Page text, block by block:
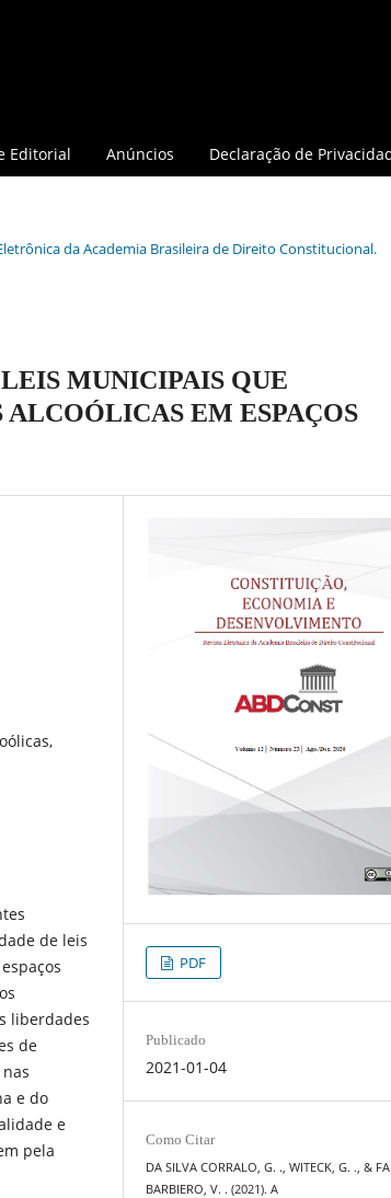
Editorial Anúncios Declaração de
da Academia Brasileira de Direito Constitucional.
MUNICIPAIS QUE
EM ESPAÇOS
de leis
liberdades
de
e do
e
pela
PDF
Publicado
2021-01-04
Como Citar
DA SILVA CORRALO, G. ., WITECK, G. ., &
BARBIERO, V. . (2021). A